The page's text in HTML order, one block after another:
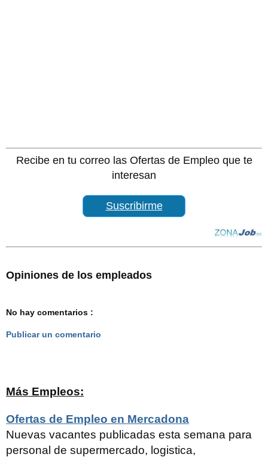
Recibe en tu correo las Ofertas de Empleo que te
interesan
Suscribirme
Opiniones de los empleados
No hay comentarios :
Publicar un comentario
Más Empleos:
Ofertas de Empleo en Mercadona
Nuevas vacantes publicadas esta semana para
personal de supermercado, logistica,